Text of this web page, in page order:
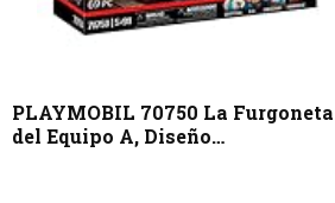
PLAYMOBIL 70750 La Furgoneta
del Equipo A, Diseño…